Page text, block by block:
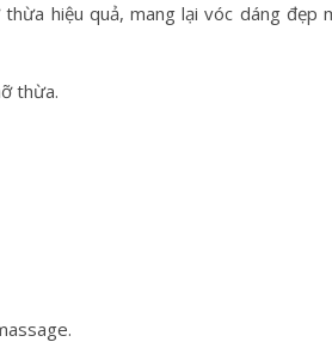
hiệu quả, mang lại vóc dáng đẹp
thừa.